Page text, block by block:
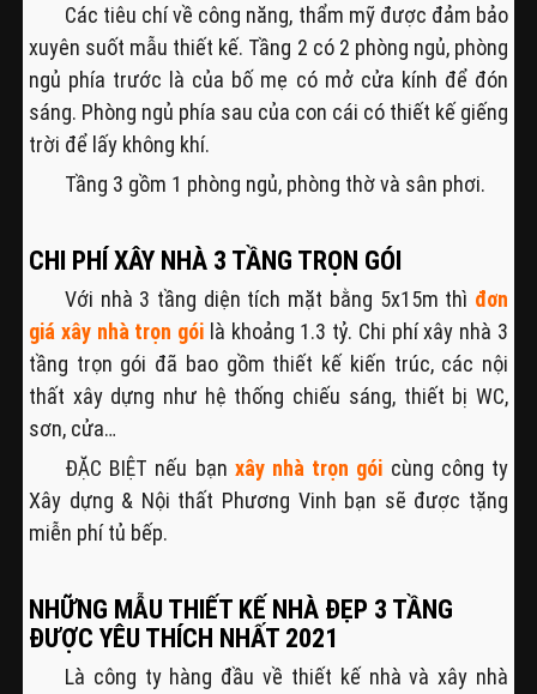
Các tiêu chí về công năng, thẩm mỹ được đảm bảo
xuyên suốt mẫu thiết kế. Tầng 2 có 2 phòng ngủ, phòng
ngủ phía trước là của bố mẹ có mở cửa kính để đón
sáng. Phòng ngủ phía sau của con cái có thiết kế giếng
trời để lấy không khí.
Tầng 3 gồm 1 phòng ngủ, phòng thờ và sân phơi.
CHI PHÍ XÂY NHÀ 3 TẦNG TRỌN GÓI
Với nhà 3 tầng diện tích mặt bằng 5x15m thì đơn
giá xây nhà trọn gói là khoảng 1.3 tỷ. Chi phí xây nhà 3
tầng trọn gói đã bao gồm thiết kế kiến trúc, các nội
thất xây dựng như hệ thống chiếu sáng, thiết bị WC,
sơn, cửa…
ĐẶC BIỆT nếu bạn xây nhà trọn gói cùng công ty
Xây dựng & Nội thất Phương Vinh bạn sẽ được tặng
miễn phí tủ bếp.
NHỮNG MẪU THIẾT KẾ NHÀ ĐẸP 3 TẦNG
ĐƯỢC YÊU THÍCH NHẤT 2021
Là công ty hàng đầu về thiết kế nhà và xây nhà